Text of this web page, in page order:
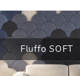
Fluffo SOFT